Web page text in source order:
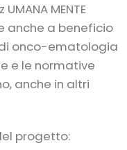
MENTE
anche a beneficio
onco-ematologia
e le normative
anche in altri
progetto: